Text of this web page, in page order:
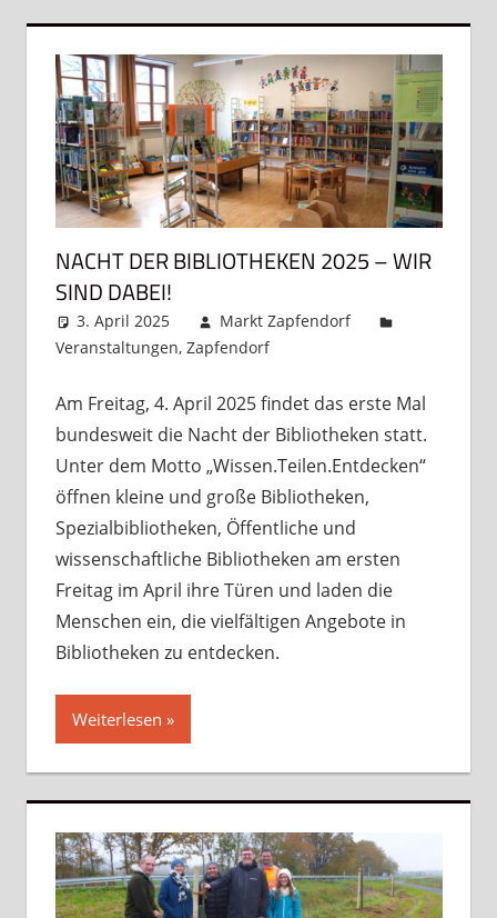
NACHT DER BIBLIOTHEKEN 2025 – WIR
SIND DABEI!
3. April 2025
Markt Zapfendorf
Veranstaltungen, Zapfendorf
Am Freitag, 4. April 2025 findet das erste Mal
bundesweit die Nacht der Bibliotheken statt.
Unter dem Motto „Wissen.Teilen.Entdecken“
öffnen kleine und große Bibliotheken,
Spezialbibliotheken, Öffentliche und
wissenschaftliche Bibliotheken am ersten
Freitag im April ihre Türen und laden die
Menschen ein, die vielfältigen Angebote in
Bibliotheken zu entdecken.
Weiterlesen